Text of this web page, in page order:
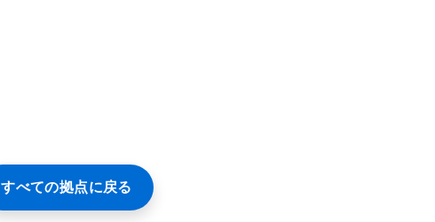
すべての拠点に戻る